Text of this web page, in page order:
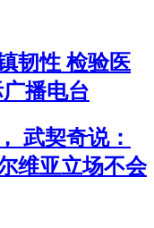
韧性 检验医
播电台
武契奇说：
维亚立场不会